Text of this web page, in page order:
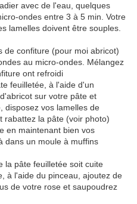
avec de l'eau, quelques
ondes entre 3 à 5 min. Votre
lamelles doivent être souples.
de confiture (pour moi abricot)
au micro-ondes. Mélangez
ont refroidi
feuilletée, à l'aide d'un
sur votre pâte et
disposez vos lamelles de
rabattez la pâte (voir photo)
en maintenant bien vos
dans un moule à muffins
la pâte feuilletée soit cuite
à l'aide du pinceau, ajoutez de
de votre rose et saupoudrez